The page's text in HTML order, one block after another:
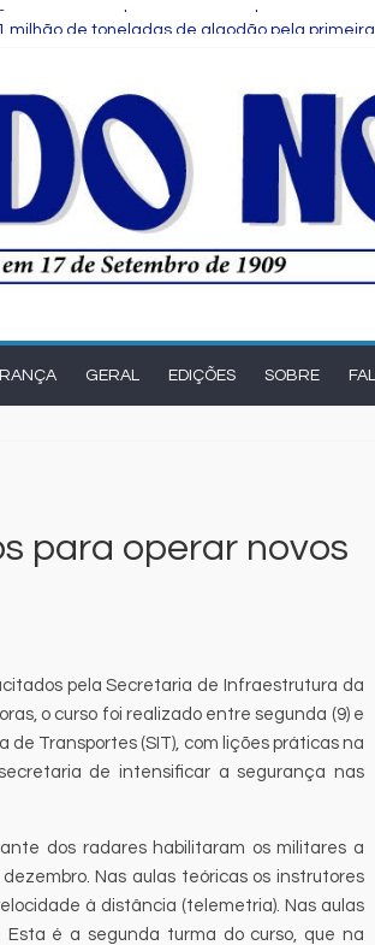
e Petroquímica com o objetivo de
da rede municipal em oficina pedagógica
para intercâmbio em tecnologia na China
GERAL EDIÇÕES SOBRE
para operar novos
pela Secretaria de Infraestrutura da
o curso foi realizado entre segunda (9) e
Transportes (SIT), com lições práticas na
de intensificar a segurança nas
dos radares habilitaram os militares a
Nas aulas teóricas os instrutores
à distância (telemetria). Nas aulas
Esta é a segunda turma do curso, que na